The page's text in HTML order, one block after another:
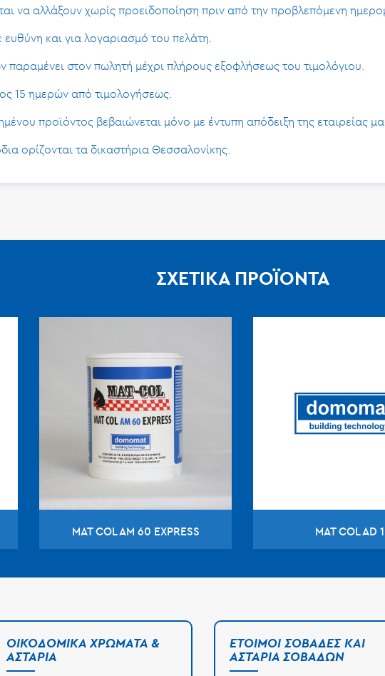
να αλλάξουν χωρίς προειδοποίηση πριν από την προβλεπόμενη
και για λογαριασμό του πελάτη.
στον πωλητή μέχρι πλήρους εξοφλήσεως του τιμολόγιου.
15 ημερών από τιμολογήσεως.
προϊόντος βεβαιώνεται μόνο με έντυπη απόδειξη της εταιρείας
ορίζονται τα δικαστήρια Θεσσαλονίκης.
ΣΧΕΤΙΚΆ ΠΡΟΪΌΝΤΑ
MAT COL AM 60 EXPRESS MAT COL AD 1
ΟΙΚΟΔΟΜΙΚΆ ΧΡΏΜΑΤΑ &
ΑΣΤΆΡΙΑ
ΈΤΟΙΜΟΙ ΣΟΒΆΔΕΣ ΚΑΙ
ΑΣΤΆΡΙΑ ΣΟΒΆΔΩΝ